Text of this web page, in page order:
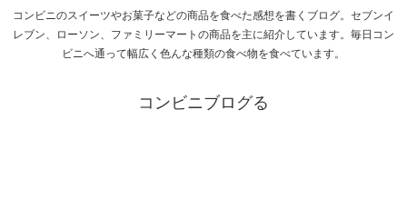
コンビニのスイーツやお菓子などの商品を食べた感想を書くブログ。セブンイ
レブン、ローソン、ファミリーマートの商品を主に紹介しています。毎日コン
ビニへ通って幅広く色んな種類の食べ物を食べています。
コンビニブログる